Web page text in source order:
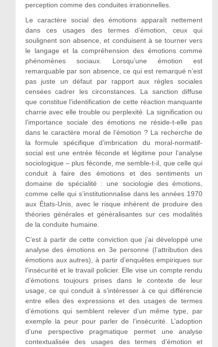
perception comme des conduites irrationnelles.
Le caractère social des émotions apparaît nettement
dans ces usages des termes d’émotion, ceux qui
soulignent son absence, et conduisent à se tourner vers
le langage et la compréhension des émotions comme
phénomènes sociaux. Lorsqu’une émotion est
remarquable par son absence, ce qui est remarqué n’est
pas juste un défaut par rapport aux règles sociales
censées cadrer les circonstances. La sanction diffuse
que constitue l’identification de cette réaction manquante
charrie avec elle trouble ou perplexité. La signification ou
l’importance sociale des émotions ne réside-t-elle pas
dans le caractère moral de l’émotion ? La recherche de
la formule spécifique d’imbrication du moral-normatif-
social est une entrée féconde et légitime pour l’analyse
sociologique – plus féconde, me semble-t-il, que celle qui
conduit à faire des émotions et des sentiments un
domaine de spécialité : une sociologie des émotions,
comme celle qui s’institutionnalise dans les années 1970
aux États-Unis, avec le risque inhérent de produire des
théories générales et généralisantes sur ces modalités
de la conduite humaine.
C’est à partir de cette conviction que j’ai développé une
analyse des émotions en 3e personne (l’attribution des
émotions aux autres), à partir d’enquêtes empiriques sur
l’insécurité et le travail policier. Elle vise un compte rendu
d’émotions toujours prises dans le contexte de leur
usage, ce qui conduit à s’intéresser à ce qui différencie
entre elles des expressions et des usages de termes
d’émotions qui semblent relever d’un même type, par
exemple la peur pour parler de l’insécurité. L’adoption
d’une perspective pragmatique permet une analyse
contextualisée des usages des termes d’émotion et